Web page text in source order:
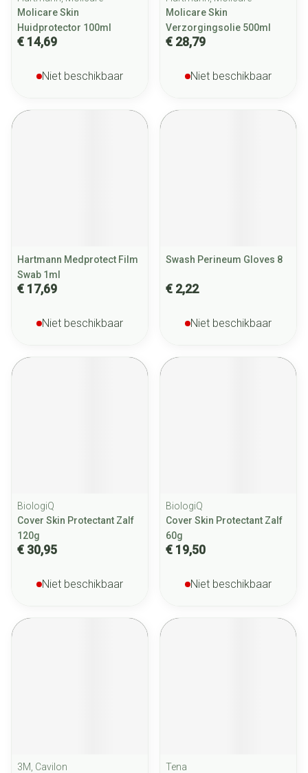
Molicare Skin
Huidprotector 100ml
€ 14,69
Niet beschikbaar
Molicare Skin
Verzorgingsolie 500ml
€ 28,79
Niet beschikbaar
Hartmann Medprotect Film
Swab 1ml
€ 17,69
Niet beschikbaar
Swash Perineum Gloves 8
€ 2,22
Niet beschikbaar
BiologiQ
Cover Skin Protectant Zalf
120g
€ 30,95
Niet beschikbaar
BiologiQ
Cover Skin Protectant Zalf
60g
€ 19,50
Niet beschikbaar
3M, Cavilon
Tena